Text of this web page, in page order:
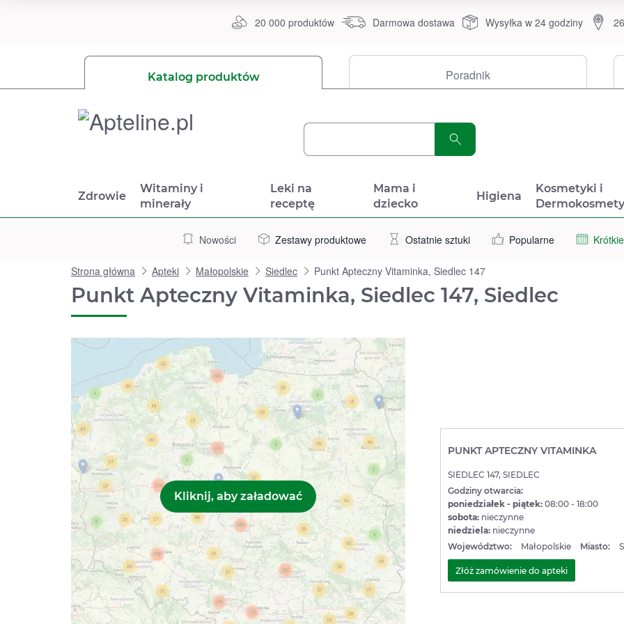
20 000 produktów Darmowa dostawa Wysyłka w 24 godziny
Katalog produktów Poradnik
Zdrowie
Witaminy i
minerały
Leki na
receptę
Mama i
dziecko
Higiena
Kosmetyki i
Nowości Zestawy produktowe Ostatnie sztuki Popularne
Strona główna Apteki Małopolskie Siedlec Punkt Apteczny Vitaminka, Siedlec 147
Punkt Apteczny Vitaminka, Siedlec 147, Siedlec
PUNKT APTECZNY VITAMINKA
SIEDLEC 147, SIEDLEC
Godziny otwarcia:
poniedziałek - piątek: 08:00 - 18:00
sobota: nieczynne
niedziela: nieczynne
Województwo:
Małopolskie Miasto:
Złóż zamówienie do apteki